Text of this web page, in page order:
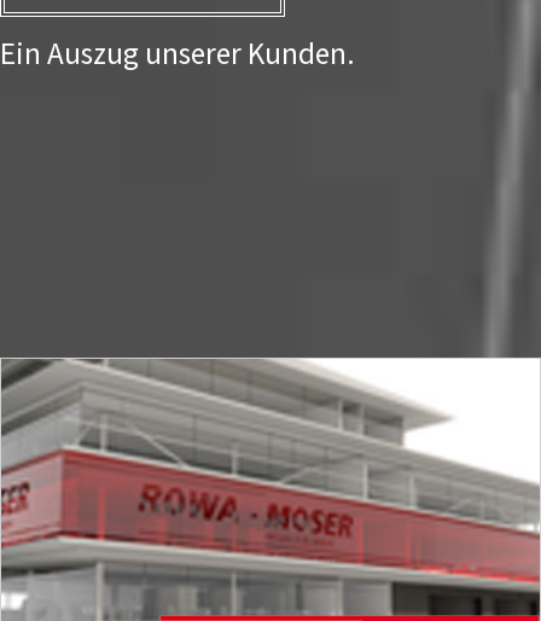
Ein Auszug unserer Kunden.